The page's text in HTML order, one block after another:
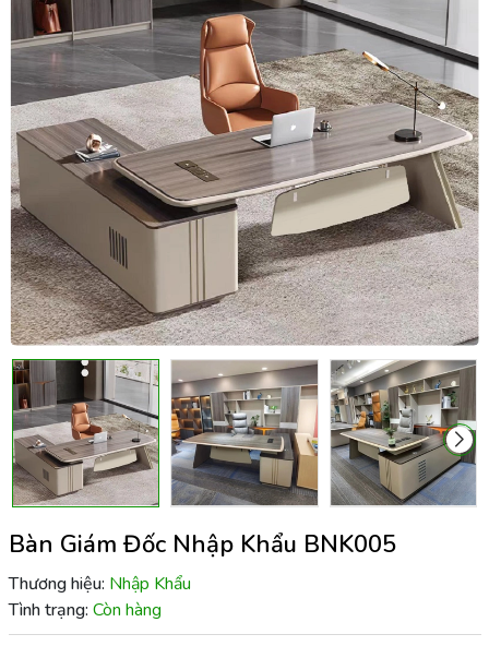
Bàn Giám Đốc Nhập Khẩu BNK005
Thương hiệu: Nhập Khẩu
Tình trạng: Còn hàng